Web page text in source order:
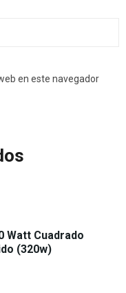
en este navegador
Watt Cuadrado
(320w)